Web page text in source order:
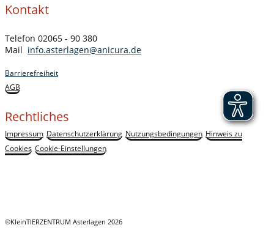
Kontakt
Telefon 02065 - 90 380
Mail info.asterlagen@anicura.de
Barrierefreiheit
AGB
Rechtliches
Impressum Datenschutzerklärung Nutzungsbedingungen Hinweis zu
Cookies Cookie-Einstellungen
©KleinTIERZENTRUM Asterlagen 2026